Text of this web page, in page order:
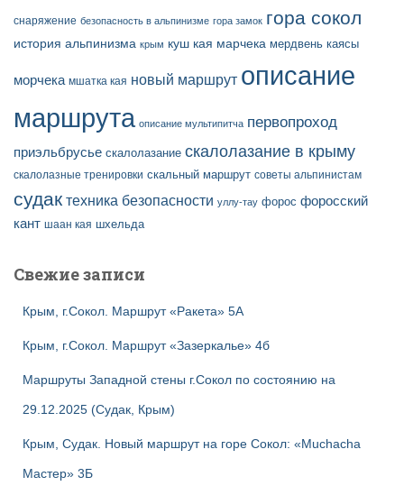
снаряжение безопасность в альпинизме гора замок гора сокол
история альпинизма крым куш кая марчека мердвень каясы
морчека мшатка кая новый маршрут описание
маршрута описание мультипитча первопроход
приэльбрусье скалолазание скалолазание в крыму
скалолазные тренировки скальный маршрут советы альпинистам
судак техника безопасности уллу-тау форос форосский
кант шаан кая шхельда
Свежие записи
Крым, г.Сокол. Маршрут «Ракета» 5А
Крым, г.Сокол. Маршрут «Зазеркалье» 4б
Маршруты Западной стены г.Сокол по состоянию на
29.12.2025 (Судак, Крым)
Крым, Судак. Новый маршрут на горе Сокол: «Muchacha
Мастер» 3Б